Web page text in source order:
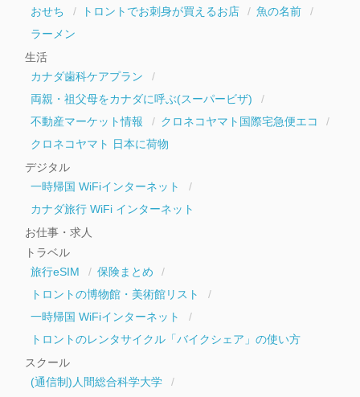
おせち
トロントでお刺身が買えるお店
魚の名前
ラーメン
生活
カナダ歯科ケアプラン
両親・祖父母をカナダに呼ぶ(スーパービザ)
不動産マーケット情報
クロネコヤマト国際宅急便エコ
クロネコヤマト 日本に荷物
デジタル
一時帰国 WiFiインターネット
カナダ旅行 WiFi インターネット
お仕事・求人
トラベル
旅行eSIM
保険まとめ
トロントの博物館・美術館リスト
一時帰国 WiFiインターネット
トロントのレンタサイクル「バイクシェア」の使い方
スクール
(通信制)人間総合科学大学